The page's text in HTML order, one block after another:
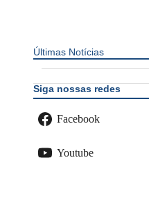
Últimas Notícias
Siga nossas redes
Facebook
Youtube